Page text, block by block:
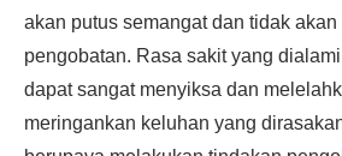
akan putus semangat dan tidak
pengobatan. Rasa sakit yang
dapat sangat menyiksa dan
meringankan keluhan yang